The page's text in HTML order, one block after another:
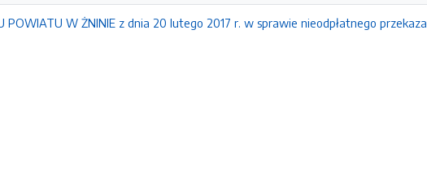
POWIATU W ŻNINIE z dnia 20 lutego 2017 r. w sprawie nieodpłatnego